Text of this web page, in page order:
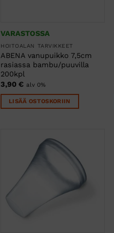
VARASTOSSA
HOITOALAN TARVIKKEET
ABENA vanupuikko 7,5cm
rasiassa bambu/puuvilla
200kpl
3,90€ alv 0%
LISÄÄ OSTOSKORIIN